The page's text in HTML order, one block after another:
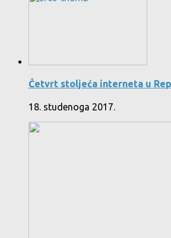
Četvrt stoljeća interneta u
18. studenoga 2017.